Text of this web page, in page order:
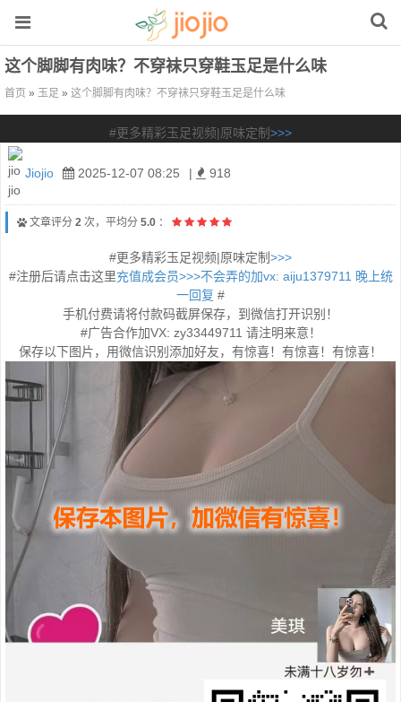
这个脚脚有肉味？不穿袜只穿鞋玉足是什么味
首页 » 玉足 » 这个脚脚有肉味？不穿袜只穿鞋玉足是什么味
#更多精彩玉足视频|原味定制>>>
Jiojio 2025-12-07 08:25 | 918
文章评分 2 次，平均分 5.0 ：
#更多精彩玉足视频|原味定制>>>
#注册后请点击这里充值成会员>>>不会弄的加vx: aiju1379711 晚上统
一回复 #
手机付费请将付款码截屏保存，到微信打开识别！
#广告合作加VX: zy33449711 请注明来意！
保存以下图片，用微信识别添加好友，有惊喜！有惊喜！有惊喜！